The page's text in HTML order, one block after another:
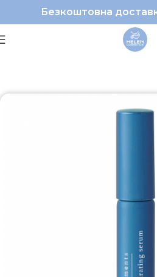
Безкоштовна
Догляд для